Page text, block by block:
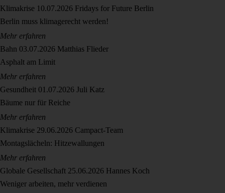
Klimakrise 10.07.2026 Fridays for Future Berlin
Berlin muss klimagerecht werden!
Mehr erfahren
Bahn 03.07.2026 Matthias Flieder
Asphalt am Limit
Mehr erfahren
Gesundheit 01.07.2026 Juli Katz
Bäume nur für Reiche
Mehr erfahren
Klimakrise 29.06.2026 Campact-Team
Montagslächeln: Hitzewallungen
Mehr erfahren
Globale Gesellschaft 25.06.2026 Hannes Koch
Weniger arbeiten, mehr verdienen